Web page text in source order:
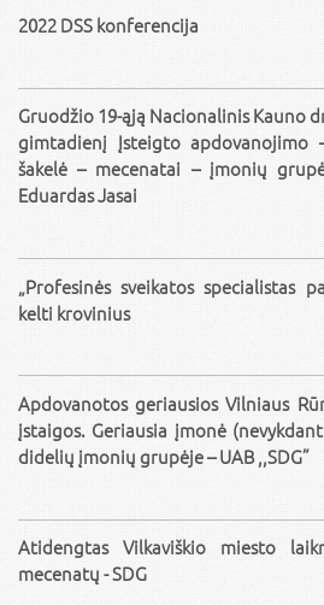
2022 DSS konferencija
Gruodžio 19-ąją Nacionalinis Kauno
gimtadienį Įsteigto apdovanojimo
šakelė – mecenatai – įmonių
Eduardas Jasai
„Profesinės sveikatos specialistas
kelti krovinius
Apdovanotos geriausios Vilniaus
įstaigos. Geriausia įmonė
didelių įmonių grupėje – UAB ,,SDG”
Atidengtas Vilkaviškio miesto
mecenatų - SDG